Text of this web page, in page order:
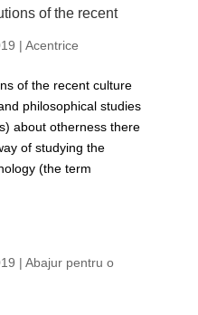
of the recent
| Acentrice
of the recent culture
philosophical studies
about otherness there
of studying the
(the term
| Abajur pentru o